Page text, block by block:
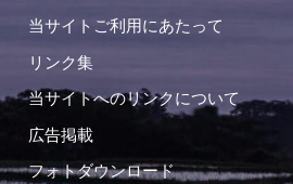
当サイトご利用にあたって
リンク集
当サイトへのリンクについて
広告掲載
フォトダウンロード